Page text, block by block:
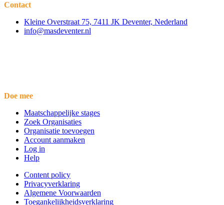
Contact
Kleine Overstraat 75, 7411 JK Deventer, Nederland
info@masdeventer.nl
Doe mee
Maatschappelijke stages
Zoek Organisaties
Organisatie toevoegen
Account aanmaken
Log in
Help
Content policy
Privacyverklaring
Algemene Voorwaarden
Toegankelijkheidsverklaring